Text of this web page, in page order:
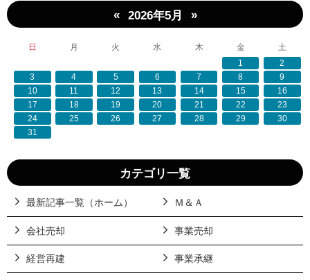
« 2026年5月 »
日 月 火 水 木 金
土
1
2
3
4 5 6 7 8
9
10
11 12 13 14 15
16
17
18 19 20 21 22
23
24
25 26 27 28 29
30
31
カテゴリ一覧
最新記事一覧（ホーム） Ｍ＆Ａ
会社売却 事業売却
経営再建 事業承継